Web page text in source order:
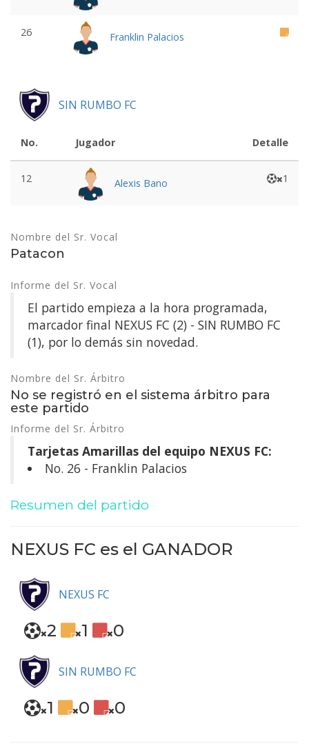
26 Franklin Palacios
SIN RUMBO FC
No. Jugador Detalle
12 Alexis Bano 1
Nombre del Sr. Vocal
Patacon
Informe del Sr. Vocal
El partido empieza a la hora programada,
marcador final NEXUS FC (2) - SIN RUMBO FC
(1), por lo demás sin novedad.
Nombre del Sr. Árbitro
No se registró en el sistema árbitro para
este partido
Informe del Sr. Árbitro
Tarjetas Amarillas del equipo NEXUS FC:
No. 26 - Franklin Palacios
Resumen del partido
NEXUS FC es el GANADOR
NEXUS FC
2 1 0
SIN RUMBO FC
1 0 0